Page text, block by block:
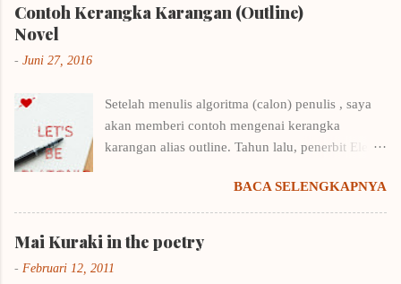
Contoh Kerangka Karangan (Outline)
Novel
- Juni 27, 2016
Setelah menulis algoritma (calon) penulis , saya
akan memberi contoh mengenai kerangka
karangan alias outline. Tahun lalu, penerbit Elex
menulis outline. Saya langsung putar otak,
mencari cara menulis kerangka karangan yang
benar karena biasanya sekena saja kalau
menentukan outline. Untungnya saya punya
beberapa buku menulis, tentunya ditulis oleh
BACA SELENGKAPNYA
Mai Kuraki in the poetry
- Februari 12, 2011